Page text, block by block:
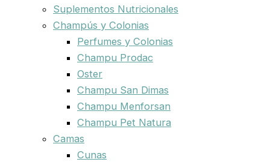
Suplementos Nutricionales
Champús y Colonias
Perfumes y Colonias
Champu Prodac
Oster
Champu San Dimas
Champu Menforsan
Champu Pet Natura
Camas
Cunas